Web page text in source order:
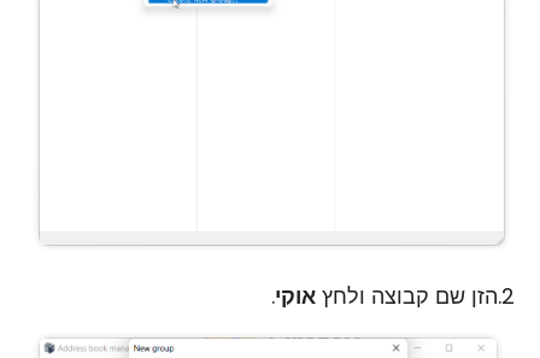
הזן שם קבוצה ולחץ אוקי.